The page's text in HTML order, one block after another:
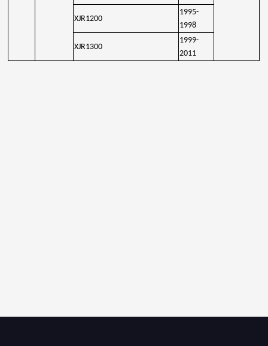
XJR1200
1995-
1998
XJR1300
1999-
2011